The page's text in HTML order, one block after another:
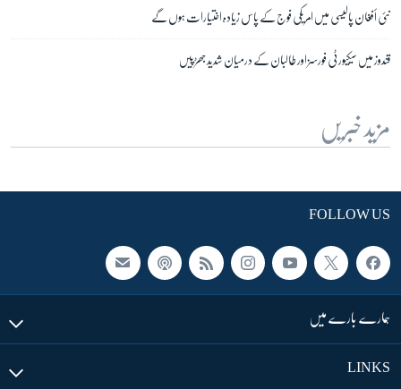
نئی أفغان پالیسی میں امریکی فوج کے پاس زیادہ اختیارات ہوں گے
قندوز میں سیکیورٹی فورسز اور طالبان کے درمیان شدید جھڑپیں
مزید خبریں
FOLLOW US
ہمارے بارے میں
LINKS